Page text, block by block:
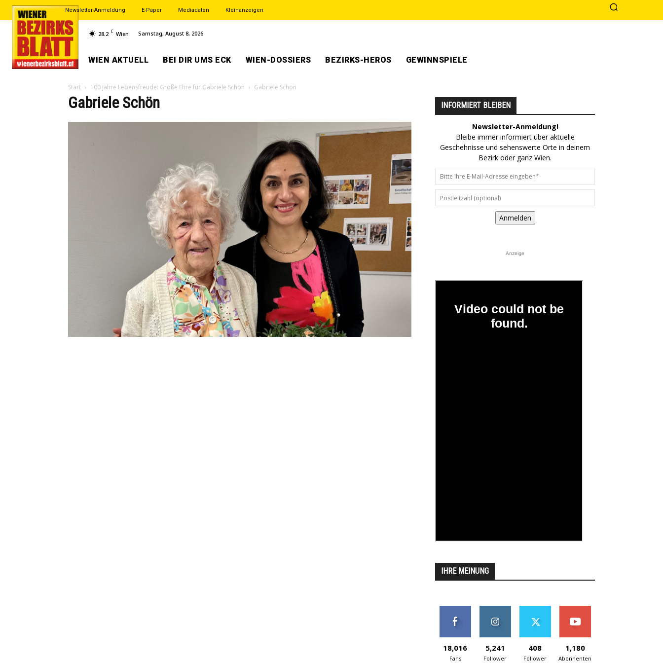
Newsletter-Anmeldung E-Paper Mediadaten Kleinanzeigen
28.2 C Wien Samstag, August 8, 2026
WIEN AKTUELL BEI DIR UMS ECK WIEN-DOSSIERS BEZIRKS-HEROS GEWINNSPIELE
Start 100 Jahre Lebensfreude: Große Ehre für Gabriele Schön Gabriele Schön
Gabriele Schön INFORMIERT BLEIBEN
Newsletter-Anmeldung!
Bleibe immer informiert über aktuelle
Geschehnisse und sehenswerte Orte in deinem
Bezirk oder ganz Wien.
Anmelden
Anzeige
IHRE MEINUNG
18,016
Fans
5,241
Follower
408
Follower
1,180
Abonnenten